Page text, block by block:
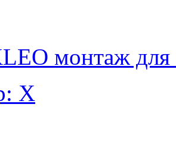
монтаж
X